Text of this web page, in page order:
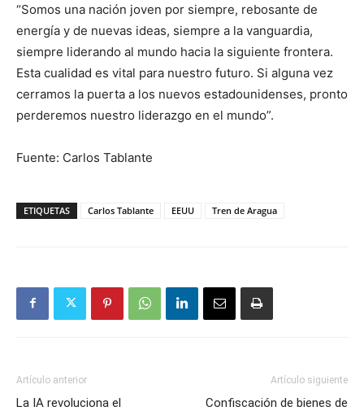
“Somos una nación joven por siempre, rebosante de
energía y de nuevas ideas, siempre a la vanguardia,
siempre liderando al mundo hacia la siguiente frontera.
Esta cualidad es vital para nuestro futuro. Si alguna vez
cerramos la puerta a los nuevos estadounidenses, pronto
perderemos nuestro liderazgo en el mundo”.
Fuente: Carlos Tablante
ETIQUETAS Carlos Tablante EEUU Tren de Aragua
Artículo anterior
La IA revoluciona el
Artículo siguiente
Confiscación de bienes de